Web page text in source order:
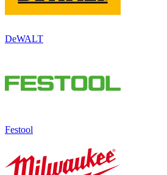
DeWALT
Festool